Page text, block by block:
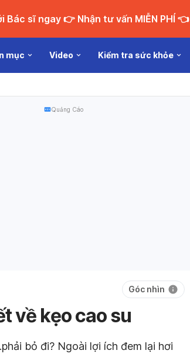
Chat với Bác sĩ ngay 👉 Nhận tư vấn MIỄN PHÍ 👈
mục Video Kiểm tra sức khỏe
Quảng Cáo
Góc nhìn
về kẹo cao su
bỏ đi? Ngoài lợi ích đem lại hơi